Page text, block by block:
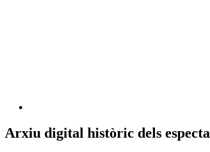
Arxiu digital històric dels